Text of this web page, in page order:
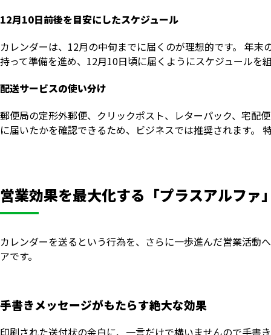
12月10日前後を目安にしたスケジュール
カレンダーは、12月の中旬までに届くのが理想的です。 年
持って準備を進め、12月10日頃に届くようにスケジュールを
配送サービスの使い分け
郵便局の定形外郵便、クリックポスト、レターパック、宅配
に届いたかを確認できるため、ビジネスでは推奨されます。
営業効果を最大化する「プラスアルファ
カレンダーを送るという行為を、さらに一歩進んだ営業活動
アです。
手書きメッセージがもたらす絶大な効果
印刷された送付状の余白に、一言だけで構いませんので手書